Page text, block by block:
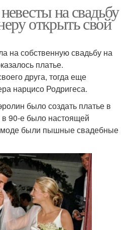
на свадьбу
открыть свой
на собственную свадьбу на
платье.
друга, тогда еще
нарцисо Родригеса.
было создать платье в
90-е было настоящей
моде были пышные свадебные